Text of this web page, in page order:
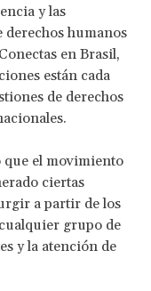
y las
derechos humanos
en Brasil,
están cada
de derechos
que el movimiento
ciertas
a partir de los
grupo de
y la atención de